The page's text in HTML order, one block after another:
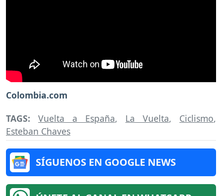
Colombia.com
TAGS: Vuelta a España, La Vuelta, Ciclismo,
Esteban Chaves
SÍGUENOS EN GOOGLE NEWS